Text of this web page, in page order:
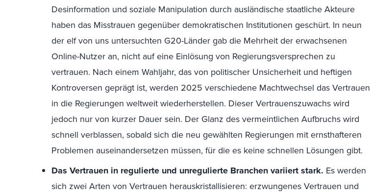
Desinformation und soziale Manipulation durch ausländische staatliche Akteure
haben das Misstrauen gegenüber demokratischen Institutionen geschürt. In neun
der elf von uns untersuchten G20-Länder gab die Mehrheit der erwachsenen
Online-Nutzer an, nicht auf eine Einlösung von Regierungsversprechen zu
vertrauen. Nach einem Wahljahr, das von politischer Unsicherheit und heftigen
Kontroversen geprägt ist, werden 2025 verschiedene Machtwechsel das Vertrauen
in die Regierungen weltweit wiederherstellen. Dieser Vertrauenszuwachs wird
jedoch nur von kurzer Dauer sein. Der Glanz des vermeintlichen Aufbruchs wird
schnell verblassen, sobald sich die neu gewählten Regierungen mit ernsthafteren
Problemen auseinandersetzen müssen, für die es keine schnellen Lösungen gibt.
Das Vertrauen in regulierte und unregulierte Branchen variiert stark. Es werden
sich zwei Arten von Vertrauen herauskristallisieren: erzwungenes Vertrauen und